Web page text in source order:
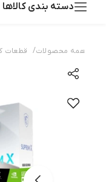
دسته بندی کالاها
همه محصولات/ قطعات